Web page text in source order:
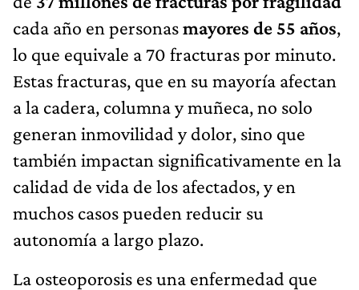
cada año en personasmayores de 55 años,
lo que equivale a 70 fracturas por minuto.
Estas fracturas, que en su mayoría afectan
a la cadera, columna y muñeca, no solo
generan inmovilidad y dolor, sino que
también impactan significativamente en la
calidad de vida de los afectados, y en
muchos casos pueden reducir su
autonomía a largo plazo.
La osteoporosis es una enfermedad que